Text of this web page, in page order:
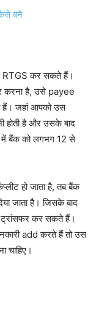
बने
RTGS कर सकते हैं।
करना है, उसे payee
जहां आपको उस
होती है और उसके बाद
बैंक को लगभग 12 से
हो जाता है, तब बैंक
जाता है। जिसके बाद
कर सकते हैं।
add करते हैं तो उस